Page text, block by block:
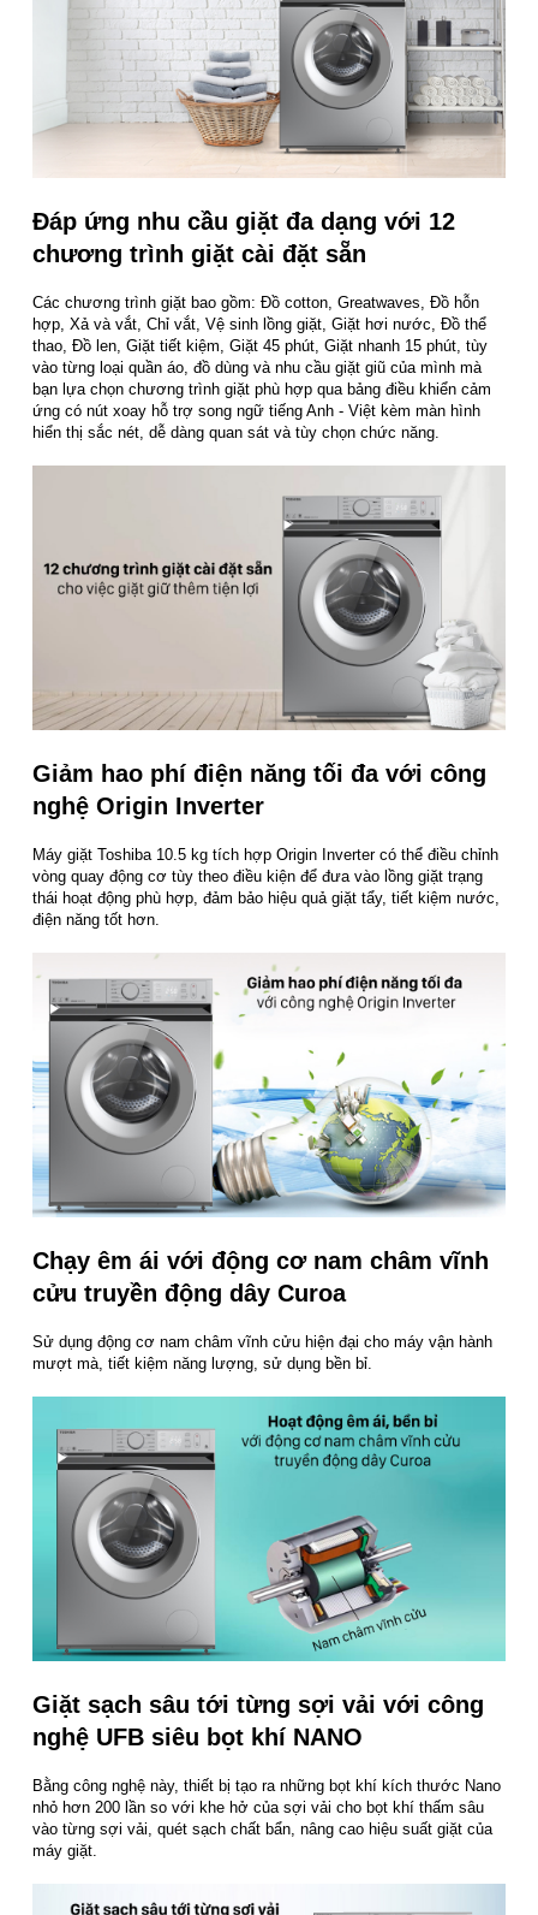
Đáp ứng nhu cầu giặt đa dạng với 12
chương trình giặt cài đặt sẵn
Các chương trình giặt bao gồm: Đồ cotton, Greatwaves, Đồ hỗn
hợp, Xả và vắt, Chỉ vắt, Vệ sinh lồng giặt, Giặt hơi nước, Đồ thể
thao, Đồ len, Giặt tiết kiệm, Giặt 45 phút, Giặt nhanh 15 phút, tùy
vào từng loại quần áo, đồ dùng và nhu cầu giặt giũ của mình mà
bạn lựa chọn chương trình giặt phù hợp qua bảng điều khiển cảm
ứng có nút xoay hỗ trợ song ngữ tiếng Anh - Việt kèm màn hình
hiển thị sắc nét, dễ dàng quan sát và tùy chọn chức năng.
Giảm hao phí điện năng tối đa với công
nghệ Origin Inverter
Máy giặt Toshiba 10.5 kg tích hợp Origin Inverter có thể điều chỉnh
vòng quay động cơ tùy theo điều kiện để đưa vào lồng giặt trạng
thái hoạt động phù hợp, đảm bảo hiệu quả giặt tẩy, tiết kiệm nước,
điện năng tốt hơn.
Chạy êm ái với động cơ nam châm vĩnh
cửu truyền động dây Curoa
Sử dụng động cơ nam châm vĩnh cửu hiện đại cho máy vận hành
mượt mà, tiết kiệm năng lượng, sử dụng bền bỉ.
Giặt sạch sâu tới từng sợi vải với công
nghệ UFB siêu bọt khí NANO
Bằng công nghệ này, thiết bị tạo ra những bọt khí kích thước Nano
nhỏ hơn 200 lần so với khe hở của sợi vải cho bọt khí thấm sâu
vào từng sợi vải, quét sạch chất bẩn, nâng cao hiệu suất giặt của
máy giặt.